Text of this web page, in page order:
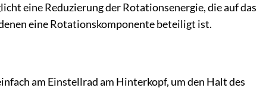
eine Reduzierung der Rotationsenergie, die auf das
eine Rotationskomponente beteiligt ist.
am Einstellrad am Hinterkopf, um den Halt des